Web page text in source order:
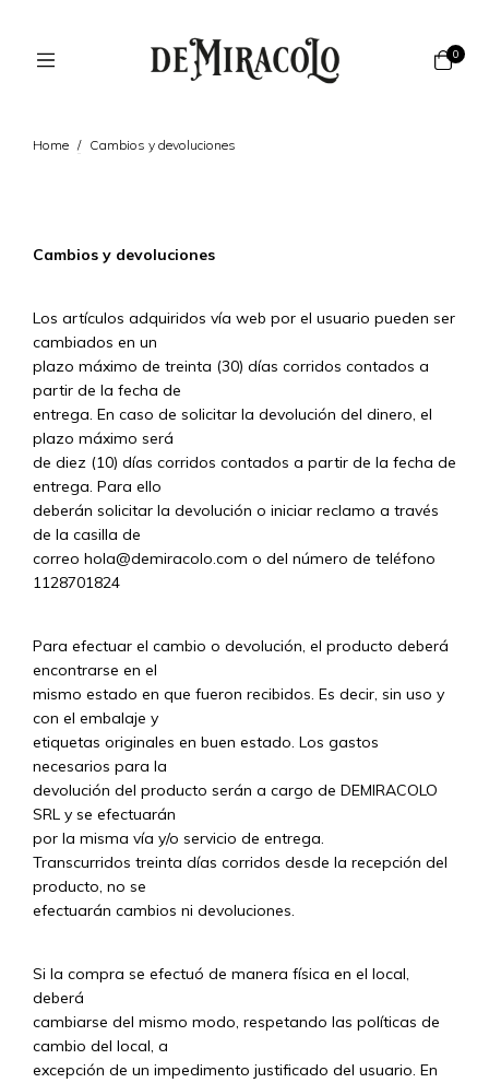
0
Home / Cambios y devoluciones
Cambios y devoluciones
Los artículos adquiridos vía web por el usuario pueden ser
cambiados en un
plazo máximo de treinta (30) días corridos contados a
partir de la fecha de
entrega. En caso de solicitar la devolución del dinero, el
plazo máximo será
de diez (10) días corridos contados a partir de la fecha de
entrega. Para ello
deberán solicitar la devolución o iniciar reclamo a través
de la casilla de
correo hola@demiracolo.com o del número de teléfono
1128701824
Para efectuar el cambio o devolución, el producto deberá
encontrarse en el
mismo estado en que fueron recibidos. Es decir, sin uso y
con el embalaje y
etiquetas originales en buen estado. Los gastos
necesarios para la
devolución del producto serán a cargo de DEMIRACOLO
SRL y se efectuarán
por la misma vía y/o servicio de entrega.
Transcurridos treinta días corridos desde la recepción del
producto, no se
efectuarán cambios ni devoluciones.
Si la compra se efectuó de manera física en el local,
deberá
cambiarse del mismo modo, respetando las políticas de
cambio del local, a
excepción de un impedimento justificado del usuario. En